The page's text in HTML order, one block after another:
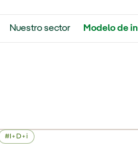
Nuestro sector Modelo de
I+D+i